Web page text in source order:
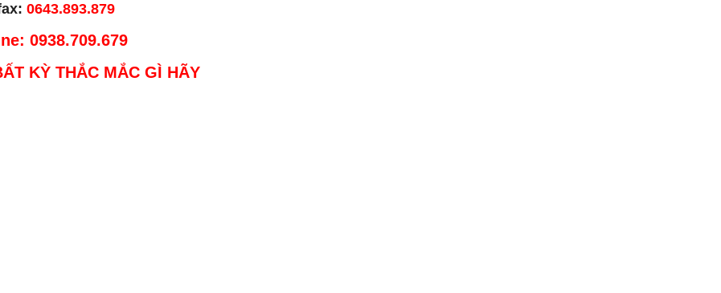
0643.893.879
0938.709.679
KỲ THẮC MẮC GÌ HÃY